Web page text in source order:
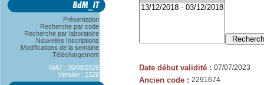
Présentation
Recherche par code
Recherche par laboratoire
Nouvelles Inscriptions
Modifications de la semaine
Téléchargement
MAJ : 05/08/2026
Version : 1526
Date début validité : 07/07/2023
Ancien code : 2291674